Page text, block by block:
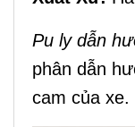
Pu ly dẫn
phân dẫn
cam của xe.